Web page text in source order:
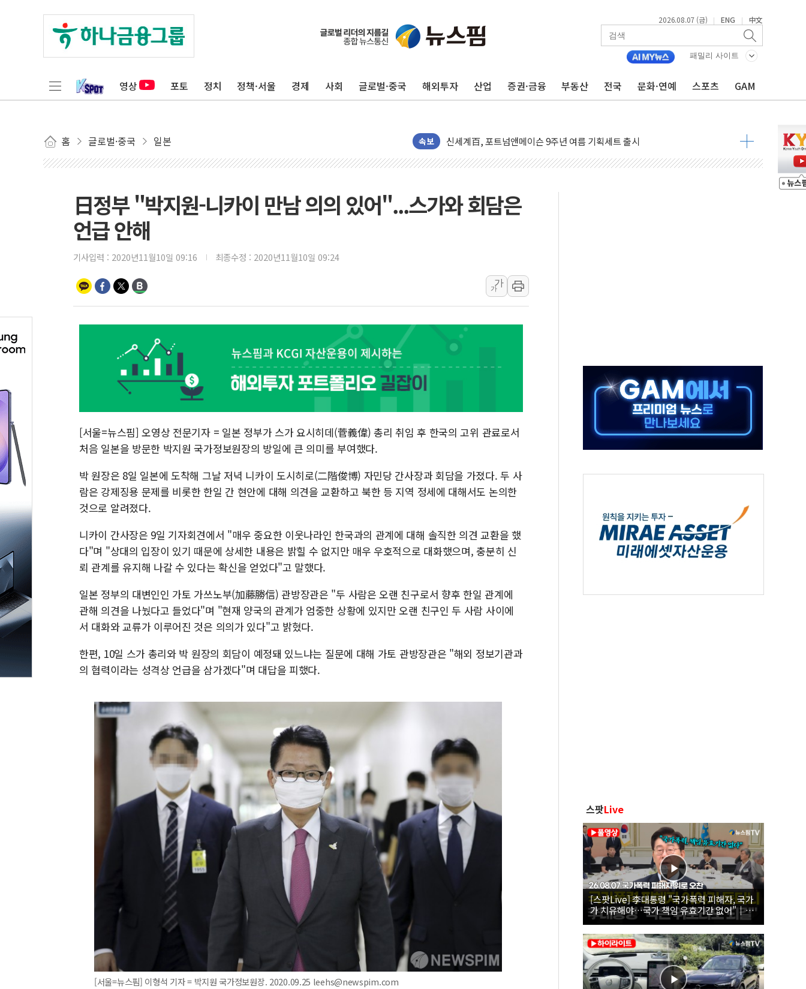
2026.08.07 (금) | ENG | 中文
패밀리 사이트
영상 포토 정치 정책·서울 경제 사회 글로벌·중국 해외투자 산업 증권·금융 부동산 전국 문화·연예 스포츠 GAM
홈 글로벌·중국 일본 속보
GS25 '소비뇽레몬블랑하이볼', 레드닷 디자인 어워드 수상
李대통령, 국가폭력 피해자 청와대로 초청해 사과…"국가가 책임 다하겠다"
[기자수첩] ISA 개편, 국장 살리기보다 투자자 설득이 먼저
美 태양광 수입장벽에 한화큐셀·OCI '반색'…비중국산 부담은 변수
교보증권, 10일까지 코스피200 지수 기초자산 원금지급형 ELB 공모
[뉴스핌 뉴스레터 Today ANDA] 8월 7일
우유자조금, 노인복지관 찾아 어르신 우유 지원 점검
더본코리아 롤링파스타, 파브리 셰프 모델 발탁
금호석유화학, 2분기 영업익 4배 '껑충'…전부문 약진
"PAFC만으론 어렵다"…두산퓨얼셀, SOFC에 사활
임대사업자, 등록임대 세제혜택 축소에 반발…"정책 신뢰 뒤집어"
대우건설, 50대 이강석 대표 전면에...임원·조직 대대적 개편 예고
비츠로넥스텍, 한화에어로스페이스와 '누리호 5기분 엔진 구성품' 수주
日정부 "박지원-니카이 만남 의의 있어"...스가와 회담은
언급 안해
기사입력 : 2020년11월10일 09:16 최종수정 : 2020년11월10일 09:24
가
가
[서울=뉴스핌] 오영상 전문기자 = 일본 정부가 스가 요시히데(菅義偉) 총리 취임 후 한국의 고위 관료로서
처음 일본을 방문한 박지원 국가정보원장의 방일에 큰 의미를 부여했다.
박 원장은 8일 일본에 도착해 그날 저녁 니카이 도시히로(二階俊博) 자민당 간사장과 회담을 가졌다. 두 사
람은 강제징용 문제를 비롯한 한일 간 현안에 대해 의견을 교환하고 북한 등 지역 정세에 대해서도 논의한
것으로 알려졌다.
니카이 간사장은 9일 기자회견에서 "매우 중요한 이웃나라인 한국과의 관계에 대해 솔직한 의견 교환을 했
다"며 "상대의 입장이 있기 때문에 상세한 내용은 밝힐 수 없지만 매우 우호적으로 대화했으며, 충분히 신
뢰 관계를 유지해 나갈 수 있다는 확신을 얻었다"고 말했다.
일본 정부의 대변인인 가토 가쓰노부(加藤勝信) 관방장관은 "두 사람은 오랜 친구로서 향후 한일 관계에
관해 의견을 나눴다고 들었다"며 "현재 양국의 관계가 엄중한 상황에 있지만 오랜 친구인 두 사람 사이에
서 대화와 교류가 이루어진 것은 의의가 있다"고 밝혔다.
한편, 10일 스가 총리와 박 원장의 회담이 예정돼 있느냐는 질문에 대해 가토 관방장관은 "해외 정보기관과
의 협력이라는 성격상 언급을 삼가겠다"며 대답을 피했다.
[서울=뉴스핌] 이형석 기자 = 박지원 국가정보원장. 2020.09.25 leehs@newspim.com
스팟Live
[스팟Live] 李대통령 "국가폭력 피해자, 국가
가 치유해야…국가 책임 유효기간 없어"｜
26.08.07 국가폭력 피해자 위로 오찬